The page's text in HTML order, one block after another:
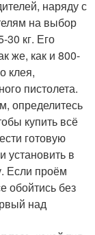
наряду с
на выбор
30 кг. Его
же, как и 800-
клея,
пистолета.
определитесь
купить всё
готовую
установить в
Если проём
обойтись без
над